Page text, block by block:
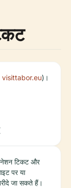
visittabor.eu)।
टिकट और
पर या
जा सकते हैं।